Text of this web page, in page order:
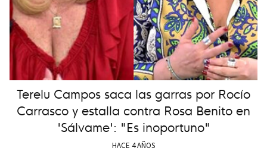
Terelu Campos saca las garras por Rocío
Carrasco y estalla contra Rosa Benito en
'Sálvame': "Es inoportuno"
HACE 4 AÑOS